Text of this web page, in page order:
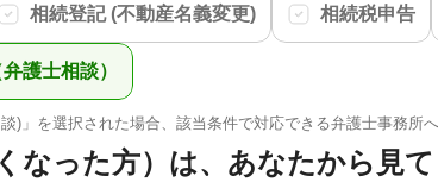
相続登記 (不動産名義変更) 相続税申告
護士相談）
談)」を選択された場合、該当条件で対応できる弁護士事務所
なった方）は、あなたから見